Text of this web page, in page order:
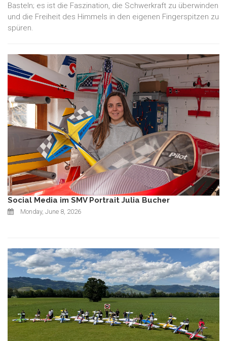
Basteln; es ist die Faszination, die Schwerkraft zu überwinden
und die Freiheit des Himmels in den eigenen Fingerspitzen zu
spüren.
Social Media im SMV Portrait Julia Bucher
Monday, June 8, 2026